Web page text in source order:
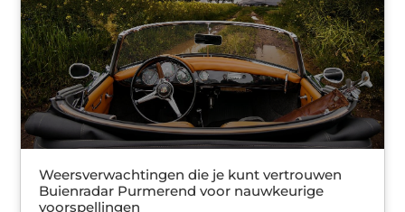
Weersverwachtingen die je kunt vertrouwen
Buienradar Purmerend voor nauwkeurige
voorspellingen